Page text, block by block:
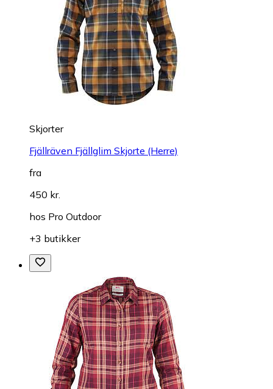
Skjorter
Fjällräven Fjällglim Skjorte (Herre)
fra
450 kr.
hos Pro Outdoor
+3 butikker